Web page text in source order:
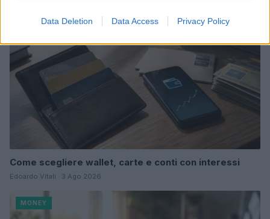
Data Deletion Data Access Privacy Policy
Come scegliere wallet, carte e conti con interessi
Edoardo Vitali · 3 Ago 2026
MONEY